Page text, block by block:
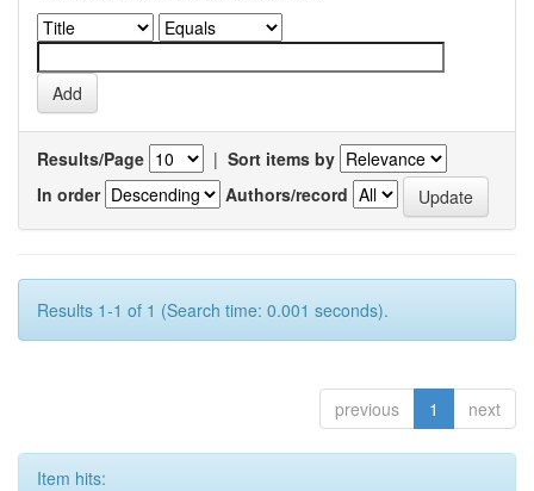
Results/Page | Sort items by
In order
Authors/record
Results 1-1 of 1 (Search time: 0.001 seconds).
previous 1 next
Item hits: